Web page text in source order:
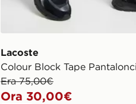
Lacoste
Colour Block Tape
Era 75,00€
Ora 30,00€